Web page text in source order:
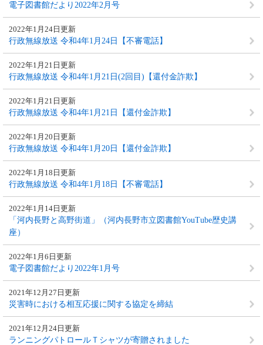
電子図書館だより2022年2月号
行政無線放送 令和4年1月24日【不審電話】
2022年1月24日更新
行政無線放送 令和4年1月21日(2回目)【還付金詐欺】
2022年1月21日更新
行政無線放送 令和4年1月21日【還付金詐欺】
2022年1月21日更新
行政無線放送 令和4年1月20日【還付金詐欺】
2022年1月20日更新
行政無線放送 令和4年1月18日【不審電話】
2022年1月18日更新
「河内長野と高野街道」（河内長野市立図書館YouTube歴史講
座）
2022年1月14日更新
電子図書館だより2022年1月号
2022年1月6日更新
災害時における相互応援に関する協定を締結
2021年12月27日更新
ランニングパトロールＴシャツが寄贈されました
2021年12月24日更新